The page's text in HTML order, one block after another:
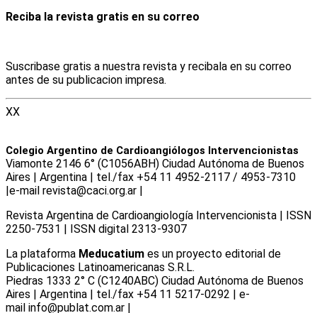
Reciba la revista gratis en su correo
Suscribase gratis a nuestra revista y recibala en su correo
antes de su publicacion impresa.
XX
Colegio Argentino de Cardioangiólogos Intervencionistas
Viamonte 2146 6° (C1056ABH) Ciudad Autónoma de Buenos
Aires | Argentina | tel./fax +54 11 4952-2117 / 4953-7310
|e-mail revista@caci.org.ar |
Revista Argentina de Cardioangiologí­a Intervencionista | ISSN
2250-7531 | ISSN digital 2313-9307
La plataforma Meducatium es un proyecto editorial de
Publicaciones Latinoamericanas S.R.L.
Piedras 1333 2° C (C1240ABC) Ciudad Autónoma de Buenos
Aires | Argentina | tel./fax +54 11 5217-0292 | e-
mail info@publat.com.ar |